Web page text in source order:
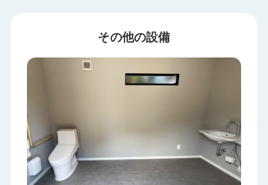
その他の設備